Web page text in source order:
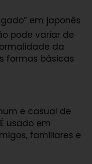
em japonês
pode variar de
da
formas básicas
e casual de
usado em
familiares e